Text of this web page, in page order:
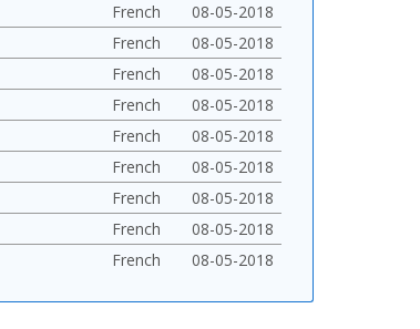
French
08-05-2018
French
08-05-2018
French
08-05-2018
French
08-05-2018
French
08-05-2018
French
08-05-2018
French
08-05-2018
French
08-05-2018
French 08-05-2018